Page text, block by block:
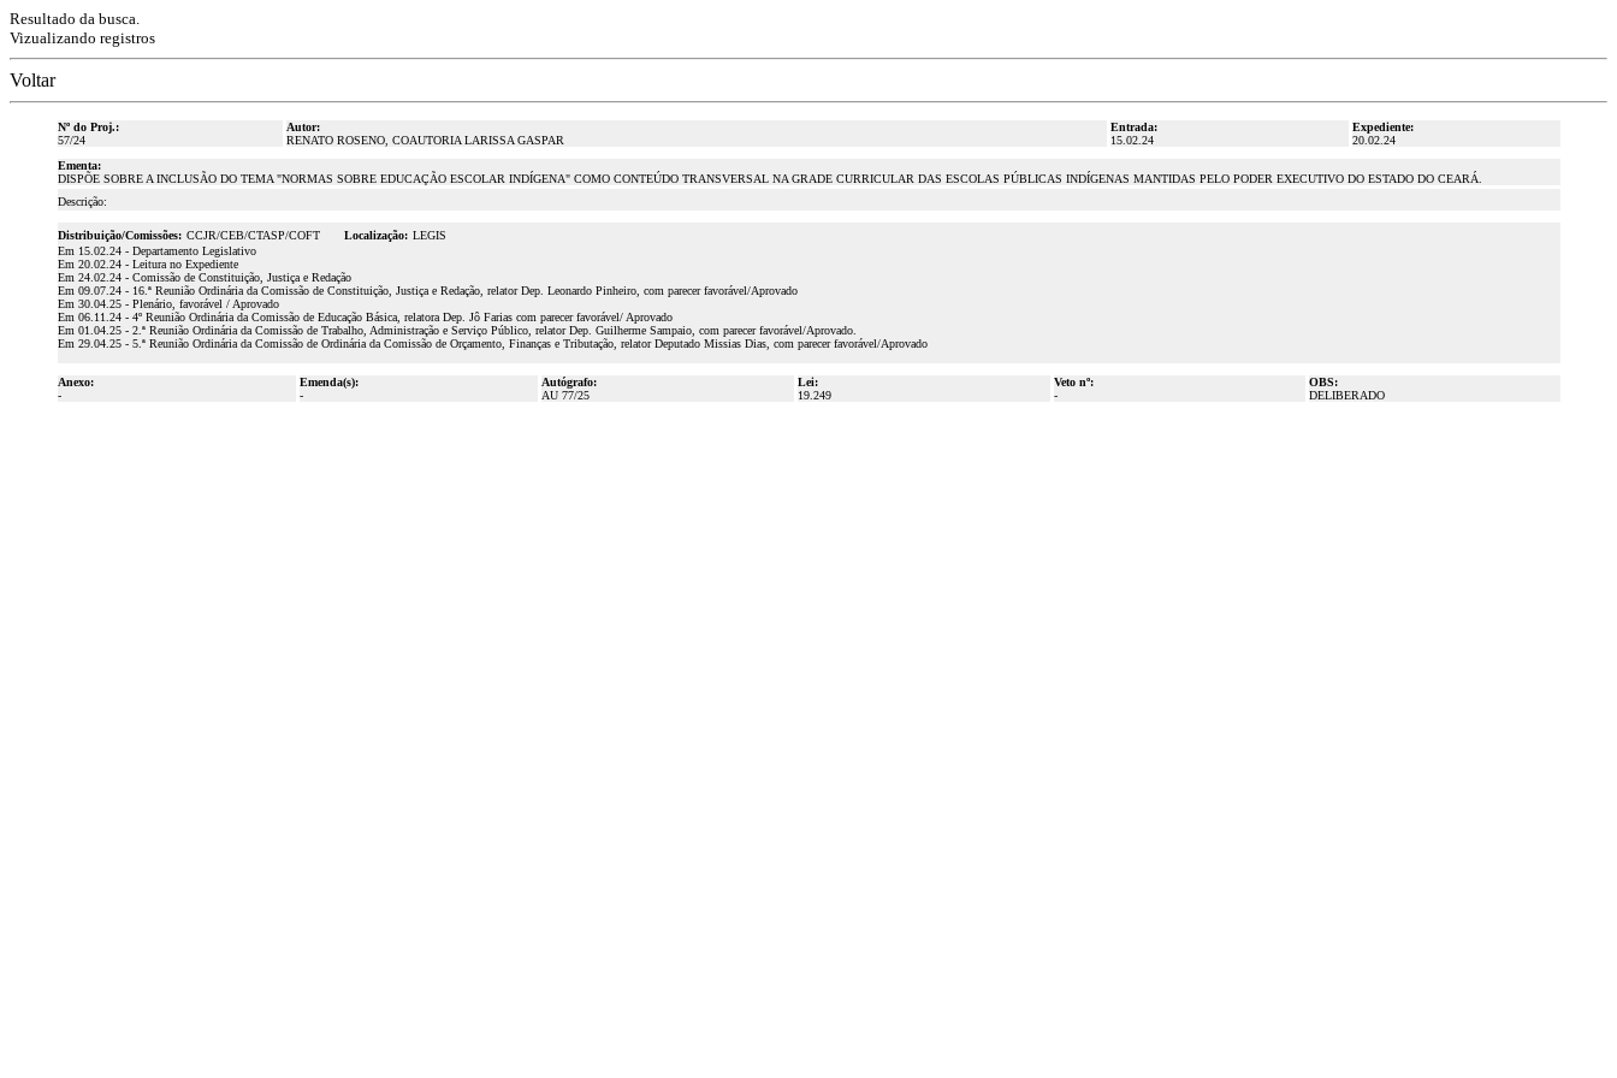
Resultado da busca.
Vizualizando registros
Voltar
Nº do Proj.:
57/24
Autor:
RENATO ROSENO, COAUTORIA LARISSA GASPAR
Entrada:
15.02.24
Expediente:
20.02.24
Ementa:
DISPÕE SOBRE A INCLUSÃO DO TEMA "NORMAS SOBRE EDUCAÇÃO ESCOLAR INDÍGENA" COMO CONTEÚDO TRANSVERSAL NA GRADE CURRICULAR DAS ESCOLAS PÚBLICAS INDÍGENAS MANTIDAS PELO PODER EXECUTIVO DO ESTADO DO CEARÁ.
Descrição:
Distribuição/Comissões: CCJR/CEB/CTASP/COFT Localização: LEGIS
Em 15.02.24 - Departamento Legislativo
Em 20.02.24 - Leitura no Expediente
Em 24.02.24 - Comissão de Constituição, Justiça e Redação
Em 09.07.24 - 16.ª Reunião Ordinária da Comissão de Constituição, Justiça e Redação, relator Dep. Leonardo Pinheiro, com parecer favorável/Aprovado
Em 30.04.25 - Plenário, favorável / Aprovado
Em 06.11.24 - 4º Reunião Ordinária da Comissão de Educação Básica, relatora Dep. Jô Farias com parecer favorável/ Aprovado
Em 01.04.25 - 2.ª Reunião Ordinária da Comissão de Trabalho, Administração e Serviço Público, relator Dep. Guilherme Sampaio, com parecer favorável/Aprovado.
Em 29.04.25 - 5.ª Reunião Ordinária da Comissão de Ordinária da Comissão de Orçamento, Finanças e Tributação, relator Deputado Missias Dias, com parecer favorável/Aprovado
Anexo:
-
Emenda(s):
-
Autógrafo:
AU 77/25
Lei:
19.249
Veto nº:
-
OBS:
DELIBERADO